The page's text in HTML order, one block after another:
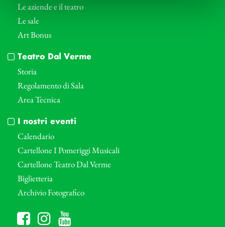
Le aziende e il teatro
Le sale
Art Bonus
Teatro Dal Verme
Storia
Regolamento di Sala
Area Tecnica
I nostri eventi
Calendario
Cartellone I Pomeriggi Musicali
Cartellone Teatro Dal Verme
Biglietteria
Archivio Fotografico